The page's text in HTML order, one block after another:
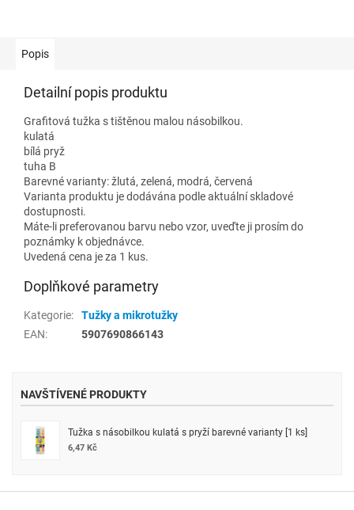
Popis
Detailní popis produktu
Grafitová tužka s tištěnou malou násobilkou.
kulatá
bílá pryž
tuha B
Barevné varianty: žlutá, zelená, modrá, červená
Varianta produktu je dodávána podle aktuální skladové
dostupnosti.
Máte-li preferovanou barvu nebo vzor, uveďte ji prosím do
poznámky k objednávce.
Uvedená cena je za 1 kus.
Doplňkové parametry
Kategorie:
Tužky a mikrotužky
EAN: 5907690866143
NAVŠTÍVENÉ PRODUKTY
Tužka s násobilkou kulatá s pryží barevné varianty [1 ks]
6,47 Kč